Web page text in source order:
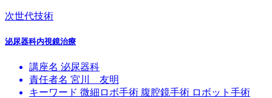
次世代技術
泌尿器科内視鏡治療
講座名 泌尿器科
責任者名 宮川 友明
キーワード 微細ロボ手術 腹腔鏡手術 ロボット手術